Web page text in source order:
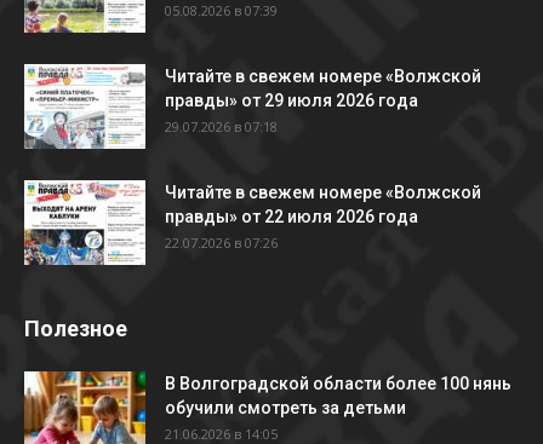
05.08.2026 в 07:39
Читайте в свежем номере «Волжской
правды» от 29 июля 2026 года
29.07.2026 в 07:18
Читайте в свежем номере «Волжской
правды» от 22 июля 2026 года
22.07.2026 в 07:26
Полезное
В Волгоградской области более 100 нянь
обучили смотреть за детьми
21.06.2026 в 14:05